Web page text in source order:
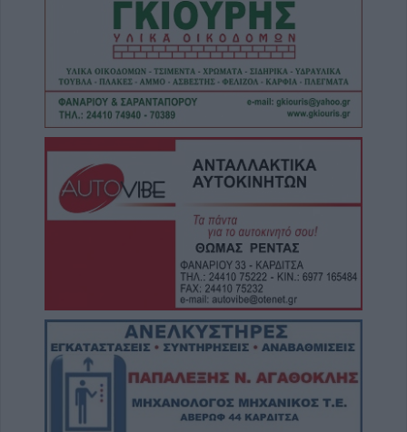
Απάτη με πρόσχημα τη διακοπή ρεύματος
στη Φαρκαδόνα – 1.500 ευρώ και
κοσμήματα
8 Αυγούστου 2026, 12:23
“Take a break…. μ’ έναν απολαυστικό king
coffee!”
Συλλυπητήριο μήνυμα της Ν.Ε. ΣΥΡΙΖΑ-ΠΣ
Καρδίτσας για την απώλεια του Λεωνίδα
Την Κυριακή 9 Αυγούστου η κηδεία της
8 Αυγούστου 2026, 11:39
Προσωρινή διακοπή νερού από τη ΔΕΥΑΚ
λόγω βλάβης στο κέντρο της Καρδίτσας
8 Αυγούστου 2026, 11:27
Τρίκαλα: Στα 1.352 μέτρα, δημιουργήθηκε